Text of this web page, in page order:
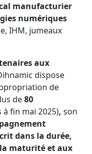
manufacturier
numériques
IHM, jumeaux
aux
dispose
de
de80
à fin mai 2025), son
dans la durée,
maturité et aux